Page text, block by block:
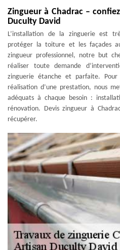
Zingueur à Chadrac –
Duculty David
L’installation de la zinguerie est
protéger la toiture et les façades
zingueur professionnel, notre but
réaliser toute demande
zinguerie étanche et parfaite.
réalisation d’une prestation, nous
adéquats à chaque besoin :
rénovation. Devis zingueur à
récupérer.